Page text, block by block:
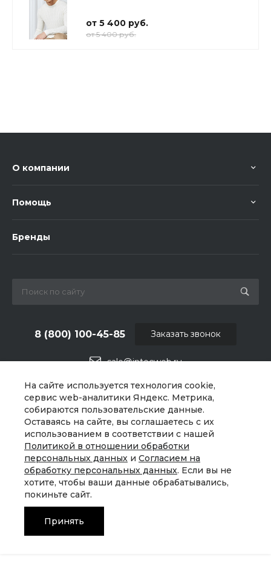
На сайте используется технология cookie,
сервис web-аналитики Яндекс. Метрика,
собираются пользовательские данные.
Оставаясь на сайте, вы соглашаетесь с их
использованием в соответствии с нашей
Политикой в отношении обработки
персональных данных и Согласием на
обработку персональных данных. Если вы не
хотите, чтобы ваши данные обрабатывались,
покиньте сайт.
Принять
от 5 400 руб.
от 5 400 руб.
О компании
Помощь
Бренды
sale@intecweb.ru
8 (800) 100-45-85
г. Москва, ул. Люсиновская, д. 39
Заказать звонок
© 2026 Universe, Все права защищены